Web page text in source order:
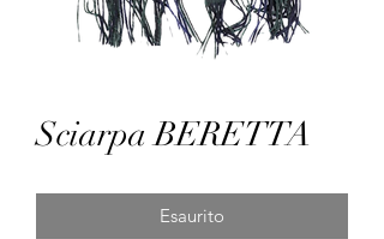
Sciarpa BERETTA
Esaurito